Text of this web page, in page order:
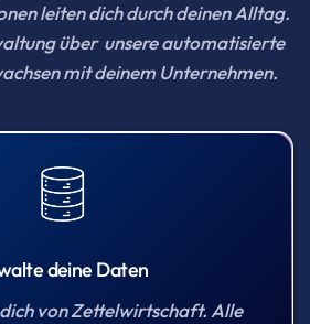
leiten dich durch deinen Alltag.
über unsere automatisierte
mit deinem Unternehmen.
deine Daten
von Zettelwirtschaft. Alle